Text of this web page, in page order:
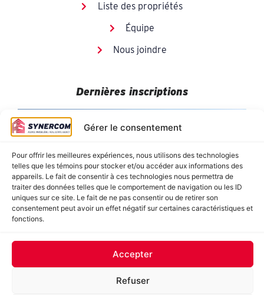
Gérer le consentement
Pour offrir les meilleures expériences, nous utilisons des technologies
telles que les témoins pour stocker et/ou accéder aux informations des
appareils. Le fait de consentir à ces technologies nous permettra de
traiter des données telles que le comportement de navigation ou les ID
uniques sur ce site. Le fait de ne pas consentir ou de retirer son
consentement peut avoir un effet négatif sur certaines caractéristiques et
fonctions.
Accepter
Refuser
Liste des propriétés
Équipe
Nous joindre
Dernières inscriptions
© 2025 Synercom inc. Tous droits réservés. | Hébergement et réalisation :